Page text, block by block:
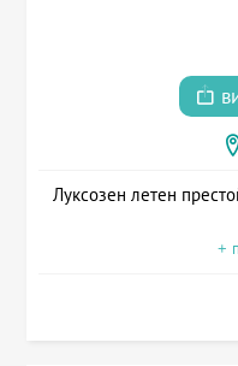
Луксозен летен
+